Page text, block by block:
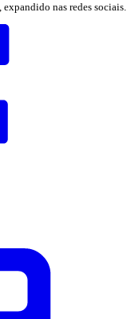
, expandido nas redes sociais.